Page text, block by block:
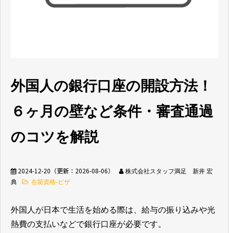
お役立ち情報
介護業界採用 ホテル業界採用
外食業界採用
業種別資料ダウンロ
外国人の銀行口座の開設方法！
６ヶ月の壁など条件・審査通過
のコツを解説
2024-12-20 （更新： 2026-08-06）
株式会社スタッフ満足 新井 宏
典
在留資格-ビザ
外国人が日本で生活を始める際は、給与の振り込みや光
熱費の支払いなどで銀行口座が必要です。